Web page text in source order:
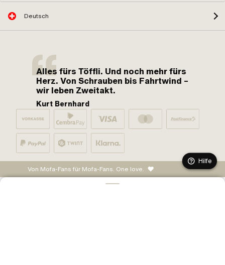
Deutsch
Alles fürs Töffli. Und noch mehr fürs
Herz. Von Schrauben bis Fahrtwind –
wir leben Zweitakt.
Kurt Bernhard
Von Mofa-Fans für Mofa-Fans. One love.
Hilfe